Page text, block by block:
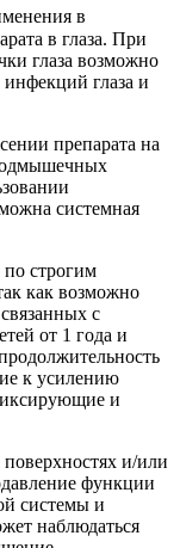
в
в глаза. При
глаза возможно
глаза и
препарата на
системная
по строгим
как возможно
с
от 1 года и
к усилению
и
и/или
функции
системы и
наблюдаться